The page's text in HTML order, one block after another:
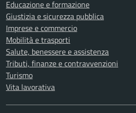
Educazione e formazione
Giustizia e sicurezza pubblica
Imprese e commercio
Mobilità e trasporti
Salute, benessere e assistenza
Tributi, finanze e contravvenzioni
Turismo
Vita lavorativa